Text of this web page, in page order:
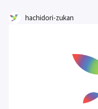
hachidori-zukan